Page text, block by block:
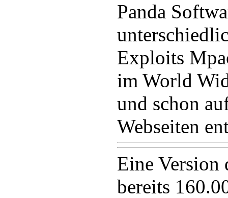
Panda
Exploits
im World
und schon
Webseiten
Eine Version
bereits